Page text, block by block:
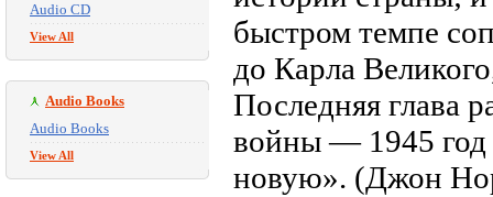
Audio CD
View All
Audio Books
Audio Books
View All
быстром темпе
до Карла
Последняя глава
войны — 1945 год
новую». (Джон